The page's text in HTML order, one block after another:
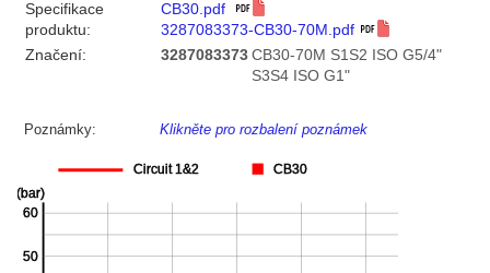
Specifikace
produktu:
CB30.pdf
3287083373-CB30-70M.pdf
Značení:
3287083373 CB30-70M S1S2 ISO G5/4"
S3S4 ISO G1"
Poznámky: Klikněte pro rozbalení poznámek